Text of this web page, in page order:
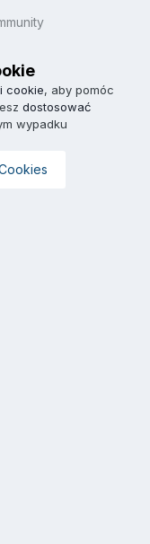
cookie, aby pomóc
dostosować
wypadku